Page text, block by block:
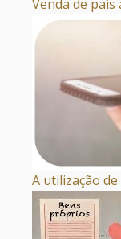
Venda de
A utilização